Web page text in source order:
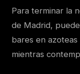
Para terminar la
de Madrid,
bares en
mientras